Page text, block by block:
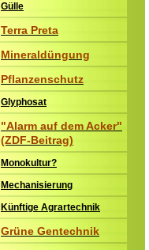
Gülle
Terra Preta
Mineraldüngung
Pflanzenschutz
Glyphosat
"Alarm auf dem Acker"
(ZDF-Beitrag)
Monokultur?
Mechanisierung
Künftige Agrartechnik
Grüne Gentechnik